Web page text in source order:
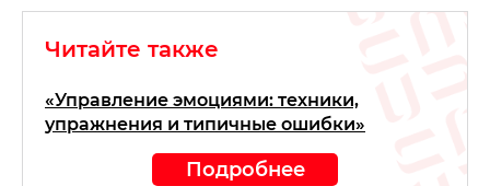
Читайте также
«Управление эмоциями: техники,
упражнения и типичные ошибки»
Подробнее